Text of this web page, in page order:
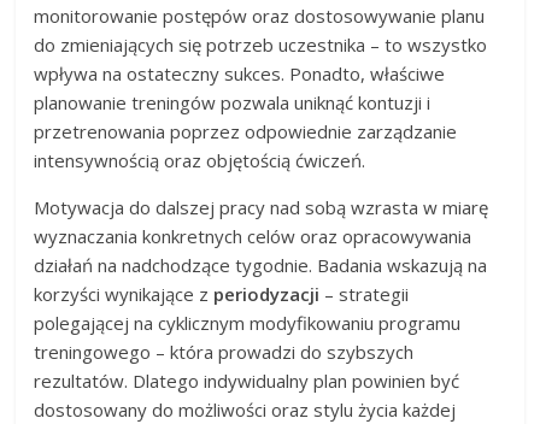
monitorowanie postępów oraz dostosowywanie planu
do zmieniających się potrzeb uczestnika – to wszystko
wpływa na ostateczny sukces. Ponadto, właściwe
planowanie treningów pozwala uniknąć kontuzji i
przetrenowania poprzez odpowiednie zarządzanie
intensywnością oraz objętością ćwiczeń.
Motywacja do dalszej pracy nad sobą wzrasta w miarę
wyznaczania konkretnych celów oraz opracowywania
działań na nadchodzące tygodnie. Badania wskazują na
korzyści wynikające z periodyzacji – strategii
polegającej na cyklicznym modyfikowaniu programu
treningowego – która prowadzi do szybszych
rezultatów. Dlatego indywidualny plan powinien być
dostosowany do możliwości oraz stylu życia każdej